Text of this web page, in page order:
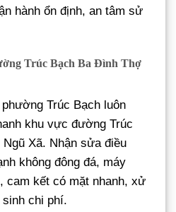
hành ổn định, an tâm sử
Trúc Bạch Ba Đình Thợ
Trúc Bạch luôn
khu vực đường Trúc
Xã. Nhận sửa điều
không đông đá, máy
cam kết có mặt nhanh, xử
sinh chi phí.